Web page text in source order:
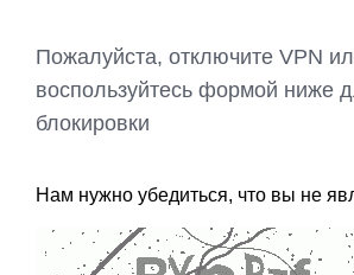
Пожалуйста, отключите VPN
воспользуйтесь формой ниже
блокировки
Нам нужно убедиться, что вы не